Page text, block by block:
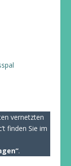
vernetzten
finden Sie im
.